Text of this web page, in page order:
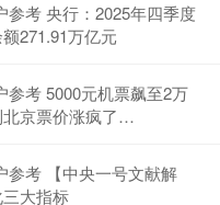
+47.73 +1.03%
考 央行：2025年四季度
271.91万亿元
考 5000元机票飙至2万
北京票价涨疯了…
参考 【中央一号文献解
大指标